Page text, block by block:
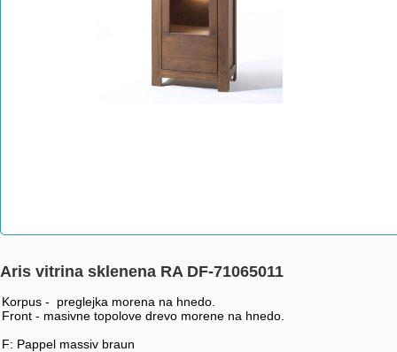
Aris vitrina sklenena RA DF-71065011
Korpus - preglejka morena na hnedo.
Front - masivne topolove drevo morene na hnedo.
F: Pappel massiv braun